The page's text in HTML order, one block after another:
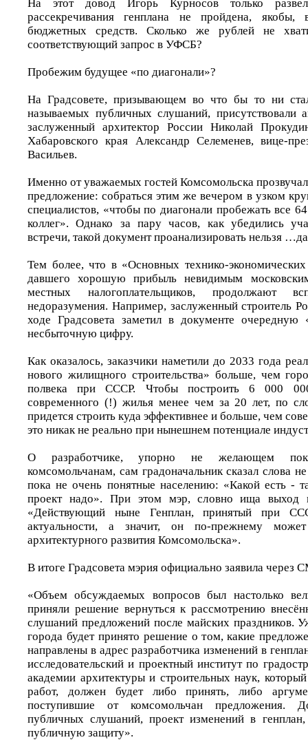
На этот довод Игорь Курносов только
рассекречивания генплана не пройдена,
бюджетных средств. Сколько же рублей не
соответствующий запрос в УФСБ?
Пробежим будущее «по диагонали»?
На Градсовете, призывающем во что бы то ни
называемых публичных слушаний, присутствовали
заслуженный архитектор России Николай
Хабаровского края Александр Селеменев, вице-
Васильев.
Именно от уважаемых гостей Комсомольска
предложение: собраться этим же вечером в узком
специалистов, «чтобы по диагонали пробежать все
коллег». Однако за пару часов, как убедились
встречи, такой документ проанализировать нельзя
Тем более, что в «Основных технико-экономических
давшего хорошую прибыль невидимым
местных налогоплательщиков, продолжают
недоразумения. Например, заслуженный строитель
ходе Градсовета заметил в документе
несбыточную цифру.
Как оказалось, заказчики наметили до 2033 года
нового жилищного строительства» больше, чем
полвека при СССР. Чтобы построить 6 000
современного (!) жилья менее чем за 20 лет, по
придется строить куда эффективнее и больше, чем
это никак не реально при нынешнем потенциале
О разработчике, упорно не желающем
комсомольчанам, сам градоначальник сказал слова
пока не очень понятные населению: «Какой есть -
проект надо». При этом мэр, словно ища выход
«Действующий ныне Генплан, принятый при
актуальности, а значит, он по-прежнему может
архитектурного развития Комсомольска».
В итоге Градсовета мэрия официально заявила через
«Объем обсуждаемых вопросов был настолько
приняли решение вернуться к рассмотрению
слушаний предложений после майских праздников.
города будет принято решение о том, какие
направлены в адрес разработчика изменений в
исследовательский и проектный институт по
академии архитектуры и строительных наук,
работ, должен будет либо принять, либо
поступившие от комсомольчан предложения.
публичных слушаний, проект изменений в
публичную защиту».